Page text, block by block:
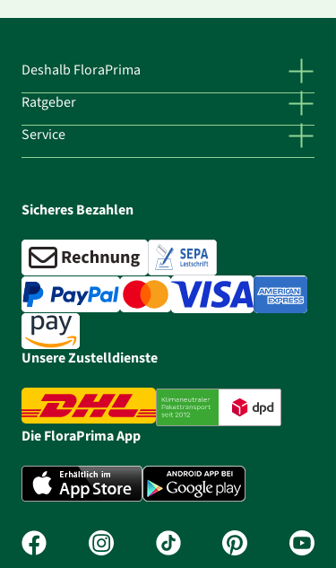
Deshalb FloraPrima
Ratgeber
Service
Sicheres Bezahlen
Unsere Zustelldienste
Die FloraPrima App